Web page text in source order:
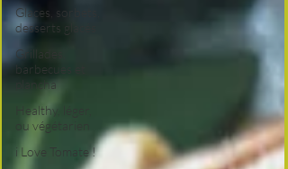
Glaces, sorbets,
desserts glacés
Grillades,
barbecues et
plancha
Healthy, léger,
ou végétarien
i Love Tomate !